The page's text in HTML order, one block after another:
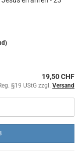
19,50 CHF
§19 UStG zzgl. Versand